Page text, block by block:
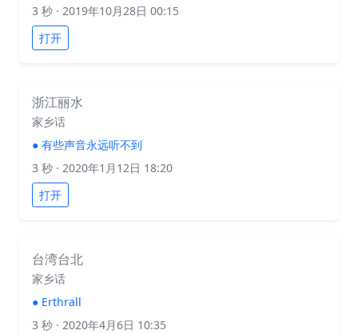
3 秒 · 2019年10月28日 00:15
打开
浙江丽水
家乡话
● 有些声音永远听不到
3 秒 · 2020年1月12日 18:20
打开
台湾台北
家乡话
● Erthrall
3 秒 · 2020年4月6日 10:35